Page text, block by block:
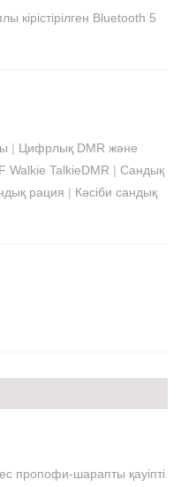
кірістірілген Bluetooth 5
| Цифрлық DMR және
Walkie TalkieDMR | Сандық
рация | Кәсіби сандық
пропофи-шарапты қауіпті